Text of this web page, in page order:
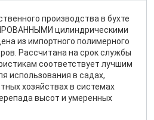
производства в бухте
цилиндрическими
из импортного полимерного
Рассчитана на срок службы
соответствует лучшим
использования в садах,
хозяйствах в системах
высот и умеренных